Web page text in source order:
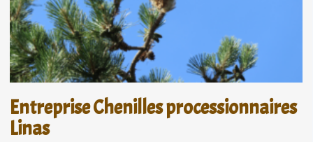
Entreprise Chenilles processionnaires
Linas